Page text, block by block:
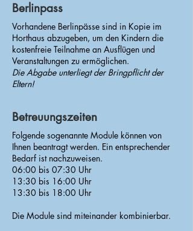
Berlinpass
Vorhandene Berlinpässe sind in Kopie im
Horthaus abzugeben, um den Kindern die
kostenfreie Teilnahme an Ausflügen und
Veranstaltungen zu ermöglichen.
Die Abgabe unterliegt der Bringpflicht der
Eltern!
Betreuungszeiten
Folgende sogenannte Module können von
Ihnen beantragt werden. Ein entsprechender
Bedarf ist nachzuweisen.
06:00 bis 07:30 Uhr
13:30 bis 16:00 Uhr
13:30 bis 18:00 Uhr
Die Module sind miteinander kombinierbar.